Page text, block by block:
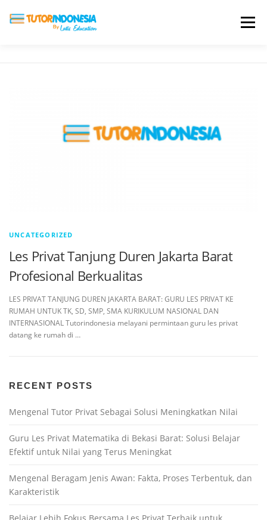
Menu
UNCATEGORIZED
Les Privat Tanjung Duren Jakarta Barat
Profesional Berkualitas
LES PRIVAT TANJUNG DUREN JAKARTA BARAT: GURU LES PRIVAT KE
RUMAH UNTUK TK, SD, SMP, SMA KURIKULUM NASIONAL DAN
INTERNASIONAL Tutorindonesia melayani permintaan guru les privat
datang ke rumah di …
RECENT POSTS
Mengenal Tutor Privat Sebagai Solusi Meningkatkan Nilai
Guru Les Privat Matematika di Bekasi Barat: Solusi Belajar
Efektif untuk Nilai yang Terus Meningkat
Mengenal Beragam Jenis Awan: Fakta, Proses Terbentuk, dan
Karakteristik